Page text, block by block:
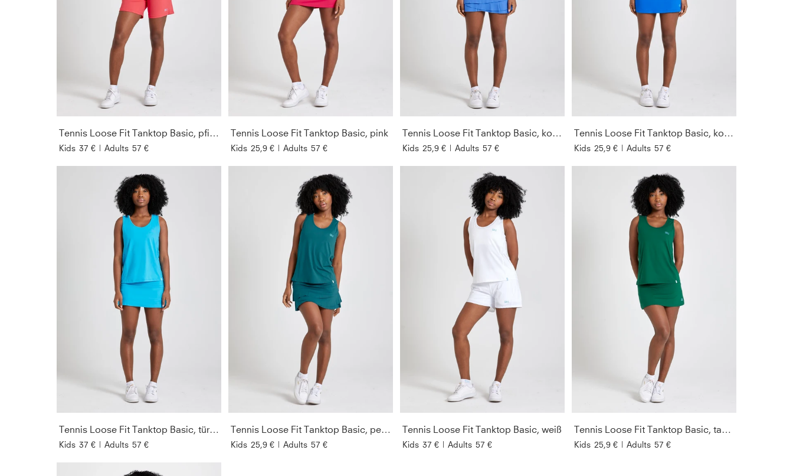
Tennis Loose Fit Tanktop Basic, pfirsich
Kids 37 € | Adults 57 €
Tennis Loose Fit Tanktop Basic, pink
Kids 25,9 € | Adults 57 €
Tennis Loose Fit Tanktop Basic, kornblumen blau
Kids 25,9 € | Adults 57 €
Tennis Loose Fit Tanktop Basic, kobaltblau
Kids 25,9 € | Adults 57 €
Tennis Loose Fit Tanktop Basic, türkis
Kids 37 € | Adults 57 €
Tennis Loose Fit Tanktop Basic, petrol grün
Kids 25,9 € | Adults 57 €
Tennis Loose Fit Tanktop Basic, weiß
Kids 37 € | Adults 57 €
Tennis Loose Fit Tanktop Basic, tannengrün
Kids 25,9 € | Adults 57 €